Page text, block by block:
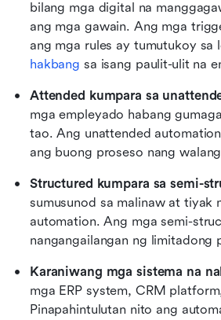
bilang mga digital na
ang mga gawain. Ang mga
ang mga rules ay tumutukoy sa
hakbang sa isang paulit-ulit na
Attended kumpara sa
mga empleyado habang
tao. Ang unattended
ang buong proseso nang
Structured kumpara sa semi-
sumusunod sa malinaw at tiyak
automation. Ang mga semi-
nangangailangan ng limitadong
Karaniwang mga sistema na
mga ERP system, CRM
Pinapahintulutan nito ang